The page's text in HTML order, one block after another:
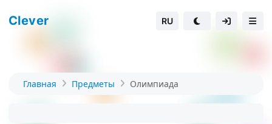
Clever RU
Главная Предметы Олимпиада